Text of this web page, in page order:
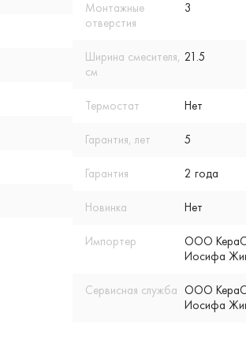
Монтажные
отверстия
3
Ширина смесителя,
см
21.5
Термостат Нет
Гарантия, лет 5
Гарантия 2 года
Новинка Нет
Импортер
ООО
Иосифа
Сервисная служба ООО
Иосифа